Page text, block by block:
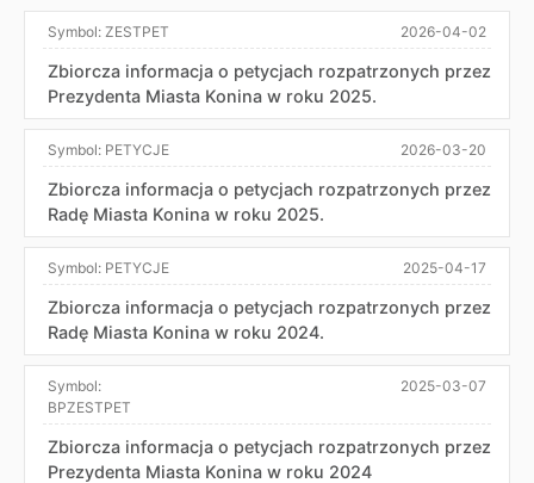
Symbol: ZESTPET 2026-04-02
Zbiorcza informacja o petycjach rozpatrzonych przez
Prezydenta Miasta Konina w roku 2025.
Symbol: PETYCJE 2026-03-20
Zbiorcza informacja o petycjach rozpatrzonych przez
Radę Miasta Konina w roku 2025.
Symbol: PETYCJE 2025-04-17
Zbiorcza informacja o petycjach rozpatrzonych przez
Radę Miasta Konina w roku 2024.
Symbol:
BPZESTPET
2025-03-07
Zbiorcza informacja o petycjach rozpatrzonych przez
Prezydenta Miasta Konina w roku 2024